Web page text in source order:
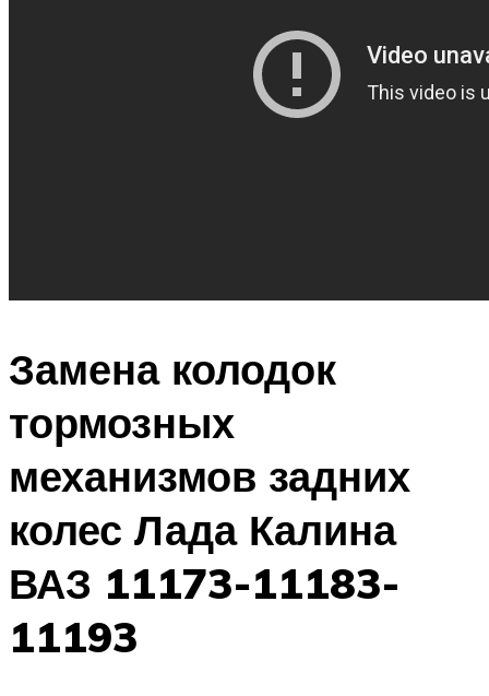
Замена колодок
тормозных
механизмов задних
колес Лада Калина
ВАЗ 11173-11183-
11193